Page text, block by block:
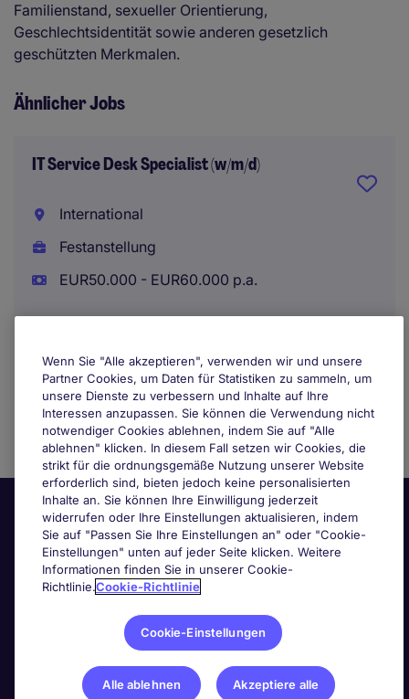
Familienstand, sexueller Orientierung,
Geschlechtsidentität sowie anderen gesetzlich
geschützten Merkmalen.
Ähnlicher Jobs
IT Service Desk Specialist (w/m/d)
International
Festanstellung
EUR50.000 - EUR60.000 p.a.
Nach Berufsfeld suchen
Wenn Sie "Alle akzeptieren", verwenden wir und unsere
Partner Cookies, um Daten für Statistiken zu sammeln, um
unsere Dienste zu verbessern und Inhalte auf Ihre
Interessen anzupassen. Sie können die Verwendung nicht
notwendiger Cookies ablehnen, indem Sie auf "Alle
ablehnen" klicken. In diesem Fall setzen wir Cookies, die
strikt für die ordnungsgemäße Nutzung unserer Website
erforderlich sind, bieten jedoch keine personalisierten
Inhalte an. Sie können Ihre Einwilligung jederzeit
widerrufen oder Ihre Einstellungen aktualisieren, indem
Sie auf "Passen Sie Ihre Einstellungen an" oder "Cookie-
Einstellungen" unten auf jeder Seite klicken. Weitere
Informationen finden Sie in unserer Cookie-
Richtlinie.Cookie-Richtlinie
Cookie-Einstellungen
Alle ablehnen Akzeptiere alle